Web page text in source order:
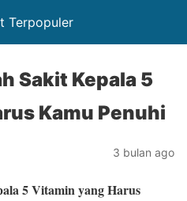
Terpopuler
Sakit Kepala 5
Kamu Penuhi
3 bulan ago
5 Vitamin yang Harus